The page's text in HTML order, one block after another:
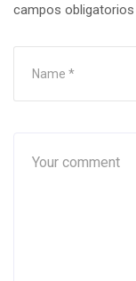
campos